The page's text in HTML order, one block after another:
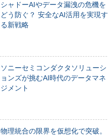
シャドーAIやデータ漏洩の危機を
どう防ぐ？ 安全なAI活用を実現す
る新戦略
ソニーセミコンダクタソリューシ
ョンズが挑むAI時代のデータマネ
ジメント
物理統合の限界を仮想化で突破。